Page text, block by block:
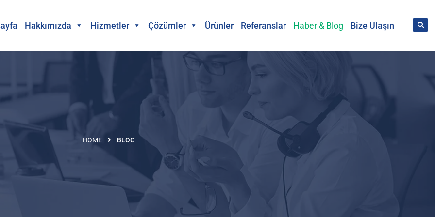
Hakkımızda Hizmetler Çözümler Ürünler Referanslar Haber & Blog Bize Ulaşın
HOME BLOG